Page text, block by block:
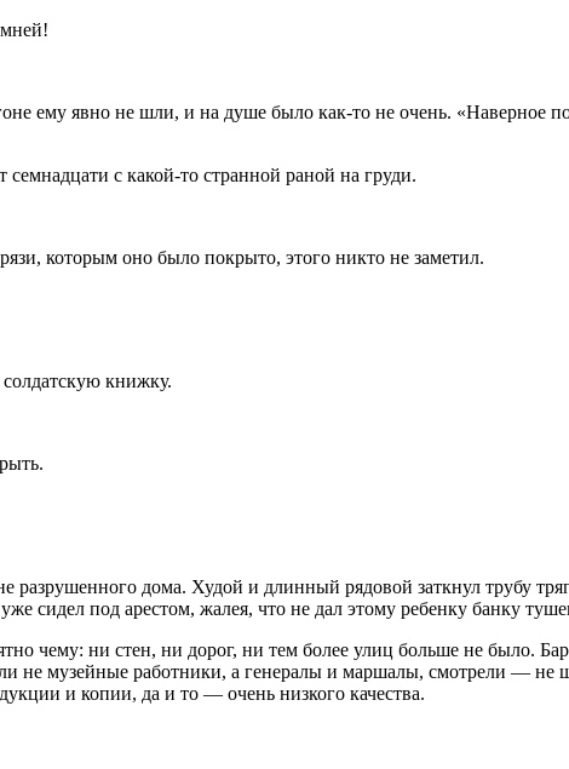
ему явно не шли, и на душе было как-то не очень. «Наверное
с какой-то странной раной на груди.
которым оно было покрыто, этого никто не заметил.
книжку.
разрушенного дома. Худой и длинный рядовой заткнул трубу
сидел под арестом, жалея, что не дал этому ребенку банку
чему: ни стен, ни дорог, ни тем более улиц больше не было.
не музейные работники, а генералы и маршалы, смотрели — не
и копии, да и то — очень низкого качества.